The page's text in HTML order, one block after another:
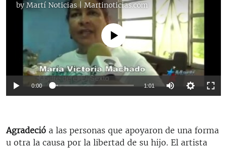
by Martí Noticias | Martinoticias.com
No media source currently available
0:00 1:01
Agradeció a las personas que apoyaron de una forma
u otra la causa por la libertad de su hijo. El artista